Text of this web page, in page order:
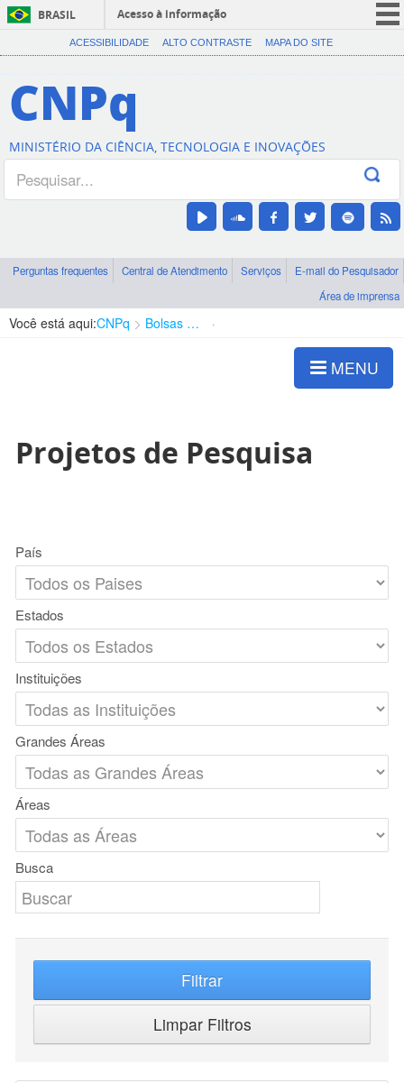
BRASIL
Acesso à informação
CORONAVÍRUS (COVID-19)
Canais
ACESSIBILIDADE ALTO CONTRASTE MAPA DO SITE
CNPq
MINISTÉRIO DA CIÊNCIA, TECNOLOGIA E INOVAÇÕES
Perguntas frequentes Central de Atendimento Serviços
E-mail do Pesquisador
Área de imprensa
Você está aqui:CNPq Bolsas e Auxílios Vigentes
MENU
Projetos de Pesquisa
País
Estados
Instituições
Grandes Áreas
Áreas
Busca
Filtrar
Limpar Filtros